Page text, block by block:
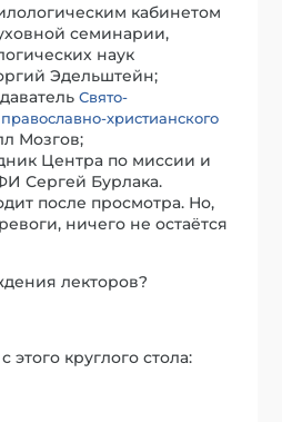
кабинетом
семинарии,
наук
Эдельштейн;
Свято-
христианского
Мозгов;
Центра по миссии и
Сергей Бурлака.
после просмотра. Но,
ничего не остаётся
лекторов?
этого круглого стола: